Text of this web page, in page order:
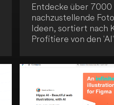
Entdecke über
nachzustellende
Ideen, sortiert nach
Profitiere von den
Suchfunktionen,
hoch und
profitiere von